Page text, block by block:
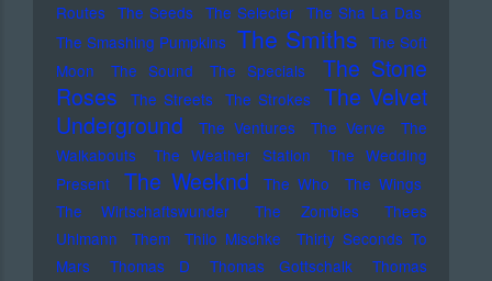
Routes The Seeds The Selecter The Sha La Das
The Smashing Pumpkins The Smiths The Soft
Moon
The Sound The Specials
The Stone
Roses
The Streets The Strokes
The Velvet
Underground
The Ventures The Verve
The
Walkabouts
The Weather Station
The Wedding
Present
The Weeknd The Who
The Wings
The Wirtschaftswunder
The Zombies
Thees
Uhlmann
Them Thilo Mischke
Thirty Seconds To
Mars
Thomas D Thomas Gottschalk
Thomas